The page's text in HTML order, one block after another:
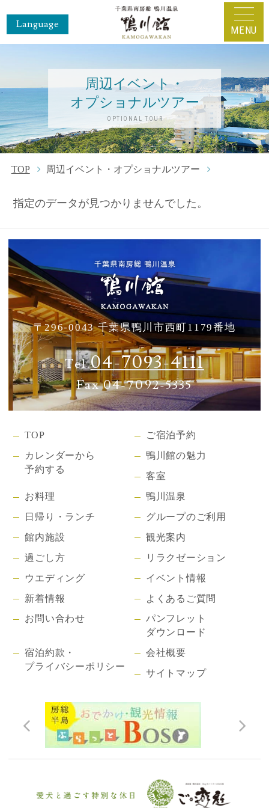
MENU
Language
周辺イベント・
オプショナルツアー
OPTIONAL TOUR
TOP 周辺イベント・オプショナルツアー
指定のデータが見つかりませんでした。
〒296-0043 千葉県鴨川市西町1179番地
Tel.04-7093-4111
Fax 04-7092-5335
TOP
ご宿泊予約
カレンダーから
予約する
鴨川館の魅力
客室
お料理
鴨川温泉
日帰り・ランチ
グループのご利用
館内施設
観光案内
過ごし方
リラクゼーション
ウエディング
イベント情報
新着情報
よくあるご質問
お問い合わせ
パンフレット
ダウンロード
宿泊約款・
プライバシーポリシー
会社概要
サイトマップ